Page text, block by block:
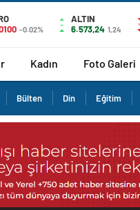
-0.02%
ALTIN
6.573,24 1,24
Kadın Foto Galeri
Bülten Din Eğitim